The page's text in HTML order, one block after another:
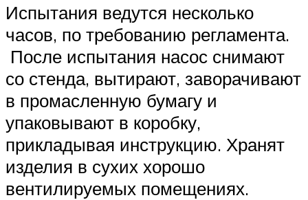
Испытания ведутся несколько
часов, по требованию регламента.
После испытания насос снимают
со стенда, вытирают, заворачивают
в промасленную бумагу и
упаковывают в коробку,
прикладывая инструкцию. Хранят
изделия в сухих хорошо
вентилируемых помещениях.